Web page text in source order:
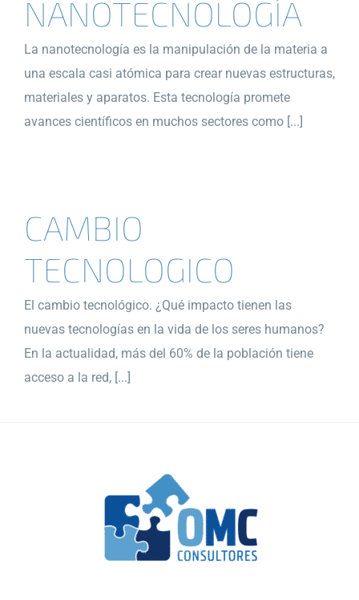
NANOTECNOLOGÍA
La nanotecnología es la manipulación de la materia a
una escala casi atómica para crear nuevas estructuras,
materiales y aparatos. Esta tecnología promete
avances científicos en muchos sectores como [...]
CAMBIO
TECNOLOGICO
El cambio tecnológico. ¿Qué impacto tienen las
nuevas tecnologías en la vida de los seres humanos?
En la actualidad, más del 60% de la población tiene
acceso a la red, [...]